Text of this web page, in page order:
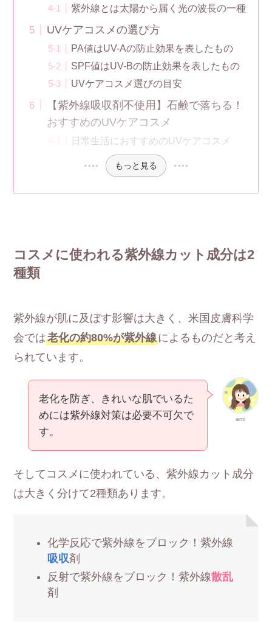
紫外線とは太陽から届く光の波長の一種
UVケアコスメの選び方
PA値はUV-Aの防止効果を表したもの
SPF値はUV-Bの防止効果を表したもの
UVケアコスメ選びの目安
【紫外線吸収剤不使用】石鹸で落ちる！
おすすめのUVケアコスメ
日常生活におすすめのUVケアコスメ
もっと見る
コスメに使われる紫外線カット成分は2
種類
紫外線が肌に及ぼす影響は大きく、米国皮膚科学
会では老化の約80%が紫外線によるものだと考え
られています。
ami
老化を防ぎ、きれいな肌でいるた
めには紫外線対策は必要不可欠で
す。
そしてコスメに使われている、紫外線カット成分
は大きく分けて2種類あります。
化学反応で紫外線をブロック！紫外線
吸収剤
反射で紫外線をブロック！紫外線散乱
剤